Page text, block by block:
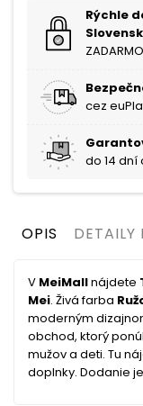
Rýchle
cez
do 14
OPIS DETAILY
V MeiMallnájdete
Mei. Živá farba
moderným
obchod, ktorý
mužov a deti. Tu
doplnky. Dodanie